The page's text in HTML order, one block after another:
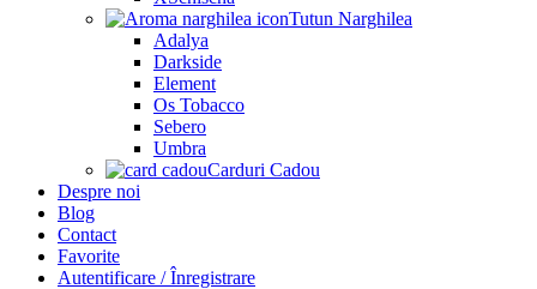
Tutun Narghilea
Adalya
Darkside
Element
Os Tobacco
Sebero
Umbra
Carduri Cadou
Despre noi
Blog
Contact
Favorite
Autentificare / Înregistrare